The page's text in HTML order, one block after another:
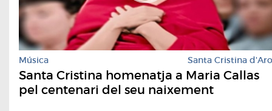
Música Santa Cristina d'Aro
Santa Cristina homenatja a Maria Callas
pel centenari del seu naixement